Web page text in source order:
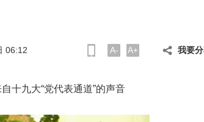
06:12 A- A+ 我要
十九大“党代表通道”的声音